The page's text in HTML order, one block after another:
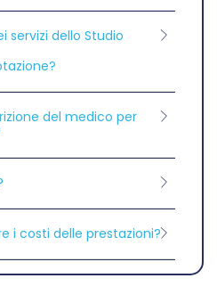
servizi dello Studio
del medico per
i costi delle prestazioni?